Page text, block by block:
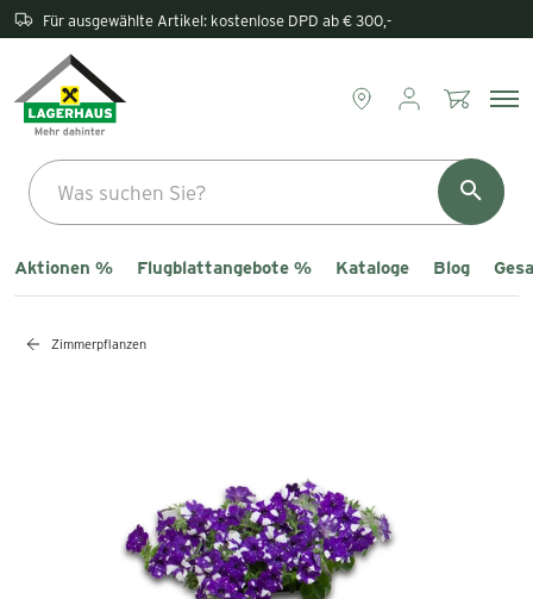
Rückgabe direkt im Lagerhaus
Aktionen % Flugblattangebote % Kataloge Blog
Zimmerpflanzen